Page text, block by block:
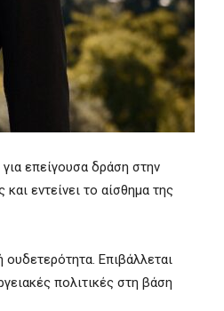
επείγουσα δράση στην
εντείνει το αίσθημα της
Επιβάλλεται
πολιτικές στη βάση